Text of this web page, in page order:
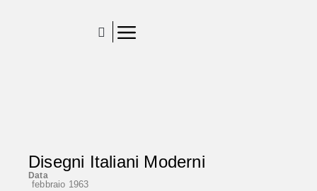
Disegni Italiani Moderni
Data
febbraio 1963